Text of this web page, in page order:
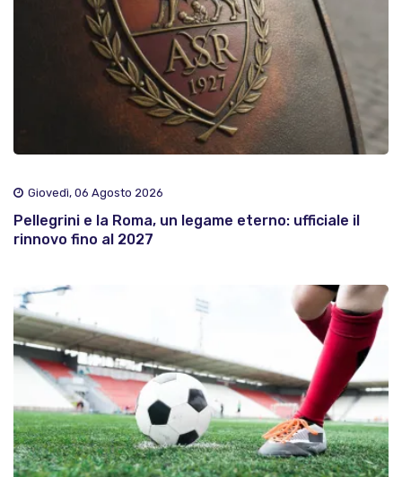
Giovedì, 06 Agosto 2026
Pellegrini e la Roma, un legame eterno: ufficiale il
rinnovo fino al 2027